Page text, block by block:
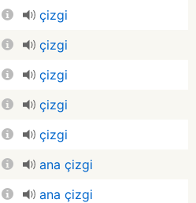
çizgi
çizgi
çizgi
çizgi
çizgi
ana çizgi
ana çizgi